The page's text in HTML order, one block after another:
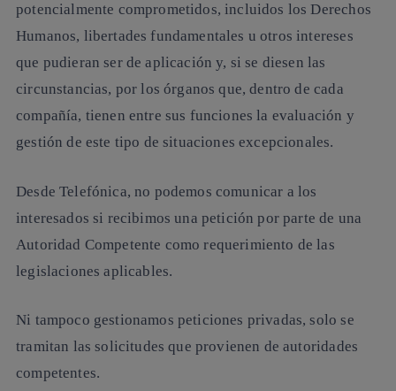
potencialmente comprometidos, incluidos los Derechos
Humanos, libertades fundamentales u otros intereses
que pudieran ser de aplicación y, si se diesen las
circunstancias, por los órganos que, dentro de cada
compañía, tienen entre sus funciones la evaluación y
gestión de este tipo de situaciones excepcionales.
Desde Telefónica, no podemos comunicar a los
interesados si recibimos una petición por parte de una
Autoridad Competente como requerimiento de las
legislaciones aplicables.
Ni tampoco gestionamos peticiones privadas, solo se
tramitan las solicitudes que provienen de autoridades
competentes.